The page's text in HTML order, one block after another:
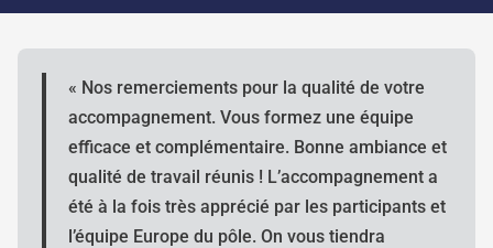
« Nos remerciements pour la qualité de votre
accompagnement. Vous formez une équipe
efficace et complémentaire. Bonne ambiance et
qualité de travail réunis ! L’accompagnement a
été à la fois très apprécié par les participants et
l’équipe Europe du pôle. On vous tiendra